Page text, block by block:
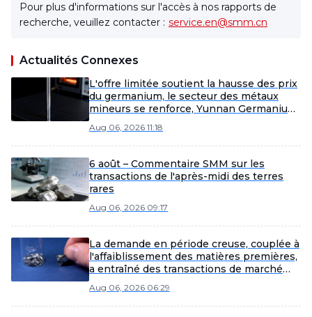
Pour plus d'informations sur l'accès à nos rapports de
recherche, veuillez contacter : service.en@smm.cn
Actualités Connexes
L'offre limitée soutient la hausse des prix
du germanium, le secteur des métaux
mineurs se renforce, Yunnan Germanium
gains [SMM Flash]
Aug 06, 2026 11:18
6 août – Commentaire SMM sur les
transactions de l'après-midi des terres
rares
Aug 06, 2026 09:17
La demande en période creuse, couplée à
l'affaiblissement des matières premières,
a entraîné des transactions de marché
[SMM Rare Earth Weekly Review]
Aug 06, 2026 06:29